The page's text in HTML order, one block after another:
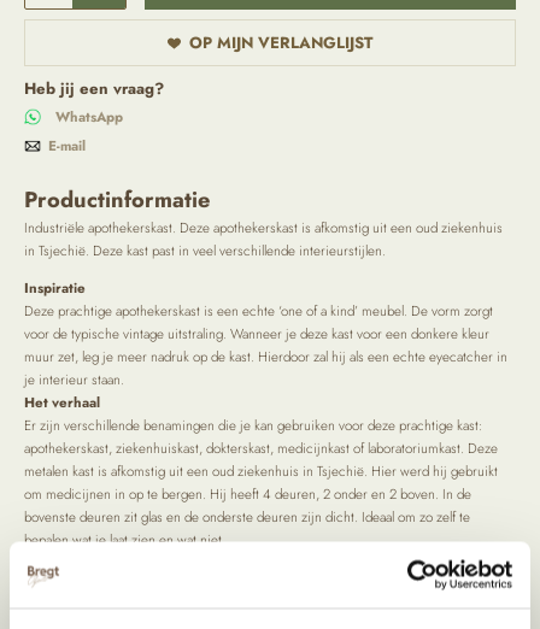
OP MIJN VERLANGLIJST
Heb jij een vraag?
WhatsApp
E-mail
Productinformatie
Industriële apothekerskast. Deze apothekerskast is afkomstig uit een oud ziekenhuis
in Tsjechië. Deze kast past in veel verschillende interieurstijlen.
Inspiratie
Deze prachtige apothekerskast is een echte ‘one of a kind’ meubel. De vorm zorgt
voor de typische vintage uitstraling. Wanneer je deze kast voor een donkere kleur
muur zet, leg je meer nadruk op de kast. Hierdoor zal hij als een echte eyecatcher in
je interieur staan.
Het verhaal
Er zijn verschillende benamingen die je kan gebruiken voor deze prachtige kast:
apothekerskast, ziekenhuiskast, dokterskast, medicijnkast of laboratoriumkast. Deze
metalen kast is afkomstig uit een oud ziekenhuis in Tsjechië. Hier werd hij gebruikt
om medicijnen in op te bergen. Hij heeft 4 deuren, 2 onder en 2 boven. In de
bovenste deuren zit glas en de onderste deuren zijn dicht. Ideaal om zo zelf te
bepalen wat je laat zien en wat niet.
Het is een originele oude apothekerskast in een nieuw jasje. Hij is overgespoten in
RAL 9010. Je kan deze geweldige kast in elke RAL kleur over laten spuiten.